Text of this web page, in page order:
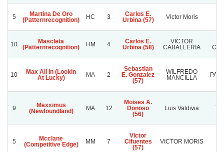
5
Martina De Oro
(Patternrecognition)
HC 3
Carlos E.
Urbina (57)
Victor Moris
10
Mascleta
(Patternrecognition)
HM 4
Carlos E.
Urbina (58)
VICTOR
CABALLERIA
10
Max All In (Lookin
At Lucky)
MA 2
Sebastian
E. Gonzalez
(57)
WILFREDO
MANCILLA
9
Maxximus
(Newfoundland)
MA 12
Moises A.
Donoso
(56)
Luis Valdivia
5
Mcclane
(Competitive Edge)
MM 7
Victor
Cifuentes
(57)
VICTOR MORIS